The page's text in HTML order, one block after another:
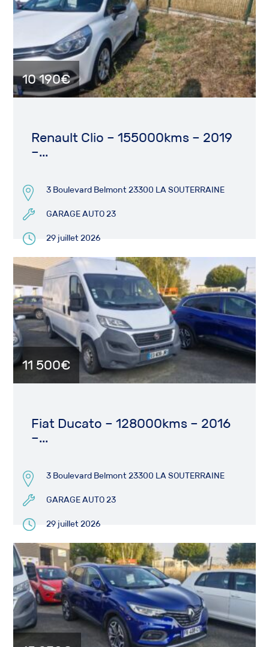
10 190€
Renault Clio – 155000kms – 2019
–...
3 Boulevard Belmont 23300 LA SOUTERRAINE
GARAGE AUTO 23
29 juillet 2026
11 500€
Fiat Ducato – 128000kms – 2016
–...
3 Boulevard Belmont 23300 LA SOUTERRAINE
GARAGE AUTO 23
29 juillet 2026